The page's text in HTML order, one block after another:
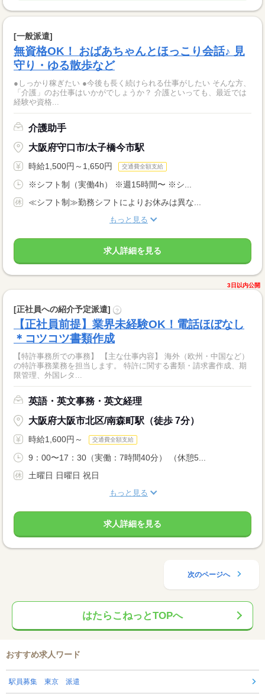
[一般派遣]
無資格OK！ おばあちゃんとほっこり会話♪ 見
守り・ゆる散歩など
●しっかり稼ぎたい ●今後も長く続けられる仕事がしたい そんな方、
「介護」のお仕事はいかがでしょうか？ 介護といっても、最近では
経験や資格...
介護助手
大阪府守口市/太子橋今市駅
時給1,500円～1,650円 交通費全額支給
※シフト制（実働4h） ※週15時間〜 ※シ...
≪シフト制≫勤務シフトによりお休みは異な...
もっと見る
求人詳細を見る
3日以内公開
[正社員への紹介予定派遣] ?
【正社員前提】業界未経験OK！電話ほぼなし
＊コツコツ書類作成
【特許事務所での事務】 【主な仕事内容】 海外（欧州・中国など）
の特許事務業務を担当します。 特許に関する書類・請求書作成、期
限管理、外国レタ...
英語・英文事務・英文経理
大阪府大阪市北区/南森町駅（徒歩 7分）
時給1,600円～ 交通費全額支給
9：00〜17：30（実働：7時間40分） （休憩5...
土曜日 日曜日 祝日
もっと見る
求人詳細を見る
次のページへ
はたらこねっとTOPへ
おすすめ求人ワード
駅員募集 東京 派遣